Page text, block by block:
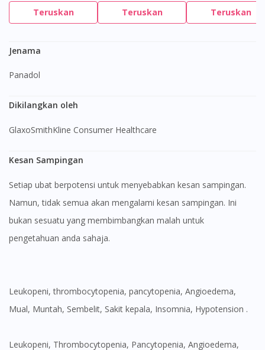
Teruskan Teruskan Teruskan
Jenama
Panadol
Dikilangkan oleh
GlaxoSmithKline Consumer Healthcare
Kesan Sampingan
Setiap ubat berpotensi untuk menyebabkan kesan sampingan.
Namun, tidak semua akan mengalami kesan sampingan. Ini
bukan sesuatu yang membimbangkan malah untuk
pengetahuan anda sahaja.
Leukopeni, thrombocytopenia, pancytopenia, Angioedema,
Mual, Muntah, Sembelit, Sakit kepala, Insomnia, Hypotension .
Leukopeni, Thrombocytopenia, Pancytopenia, Angioedema,